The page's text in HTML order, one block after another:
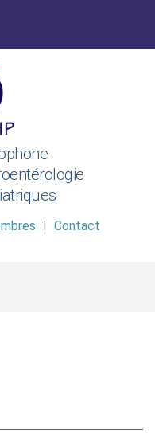
Contact